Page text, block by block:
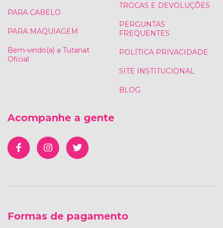
PARA CABELO
PARA MAQUIAGEM
Bem-vindo(a) a Tutanat
Oficial
TROCAS E DEVOLUÇÕES
PERGUNTAS
FREQUENTES
POLÍTICA PRIVACIDADE
SITE INSTITUCIONAL
BLOG
Acompanhe a gente
Formas de pagamento